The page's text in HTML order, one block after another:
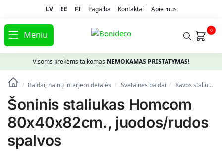
LV EE FI Pagalba Kontaktai Apie mus
Meniu 0
Visoms prekėms taikomas NEMOKAMAS PRISTATYMAS!
/ Baldai, namų interjero detalės / Svetainės baldai / Kavos staliukai
Šoninis staliukas Homcom
80x40x82cm., juodos/rudos
spalvos